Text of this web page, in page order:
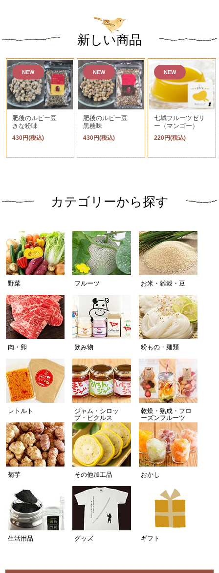
新しい商品
NEW
肥後のルビー豆
きな粉味
430円(税込)
NEW
肥後のルビー豆
黒糖味
430円(税込)
NEW
七城フルーツゼリ
ー（マンゴー）
220円(税込)
カテゴリーから探す
野菜 フルーツ お米・雑穀・豆
肉・卵 飲み物 粉もの・麺類
レトルト
ジャム・シロッ
プ・ピクルス
乾燥・熟成・フロ
ーズンフルーツ
菊芋 その他加工品 おかし
生活用品 グッズ ギフト